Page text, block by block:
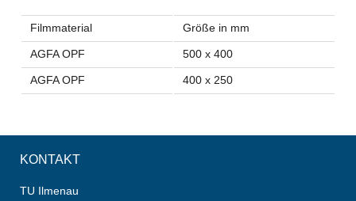
Filmmaterial Größe in mm
AGFA OPF 500 x 400
AGFA OPF 400 x 250
KONTAKT
TU Ilmenau